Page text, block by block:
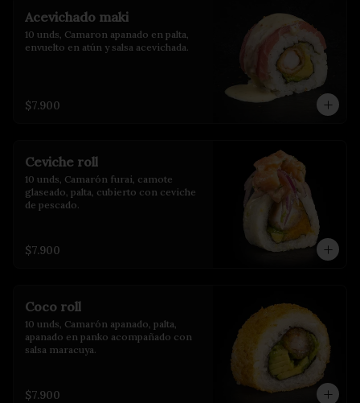
Acevichado maki
10 unds, Camaron apanado en palta,
envuelto en atún y salsa acevichada.
$7.900
Ceviche roll
10 unds, Camarón furai, camote
glaseado, palta, cubierto con ceviche
de pescado.
$7.900
Coco roll
10 unds, Camarón apanado, palta,
apanado en panko acompañado con
salsa maracuya.
$7.900